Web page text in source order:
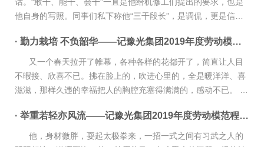
他自身的写照。同事们私下称他“三干段长”，是调侃，更是信
· 勤力栽培 不负韶华——记豫光集团2019年度劳动模范王培华
又一个春天拉开了帷幕，各种各样的花都开了，简直让人目
不暇接、欣喜不已。拂在脸上的，吹进心里的，全是暖洋洋、喜
滋滋，那样久违的幸福把人的胸腔充塞得满满的，感动不已。
· 举重若轻亦风流——记豫光集团2019年度劳动模范程利军
他，身材微胖，耍起太极拳来，一招一式之间有习武之人的